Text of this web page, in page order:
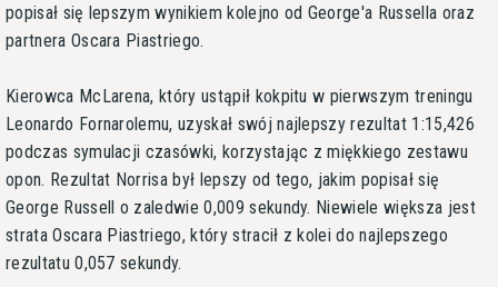
popisał się lepszym wynikiem kolejno od George'a Russella oraz
partnera Oscara Piastriego.
Kierowca McLarena, który ustąpił kokpitu w pierwszym treningu
Leonardo Fornarolemu, uzyskał swój najlepszy rezultat 1:15,426
podczas symulacji czasówki, korzystając z miękkiego zestawu
opon. Rezultat Norrisa był lepszy od tego, jakim popisał się
George Russell o zaledwie 0,009 sekundy. Niewiele większa jest
strata Oscara Piastriego, który stracił z kolei do najlepszego
rezultatu 0,057 sekundy.